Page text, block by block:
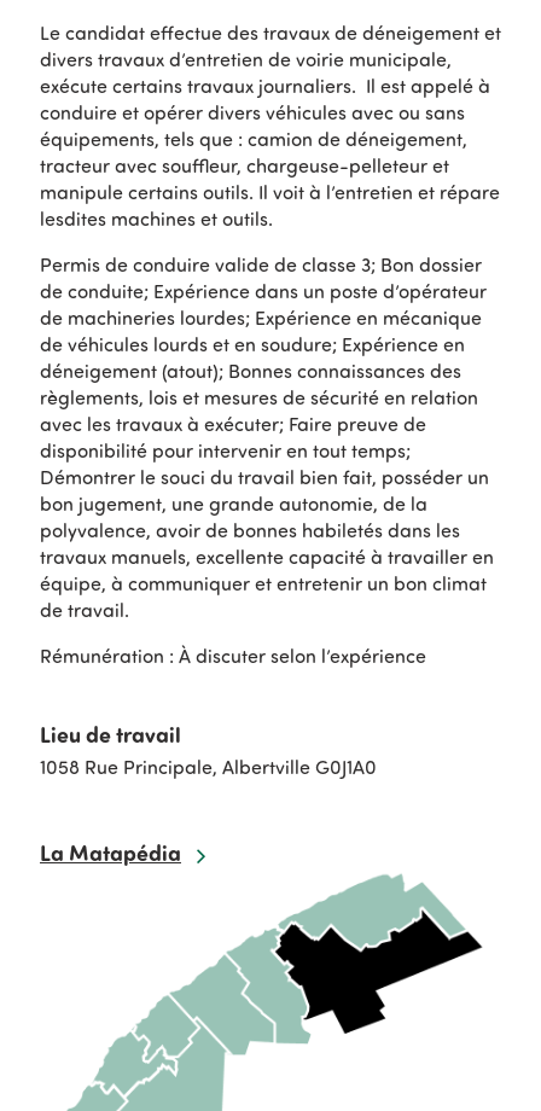
Le candidat effectue des travaux de déneigement et
divers travaux d’entretien de voirie municipale,
exécute certains travaux journaliers. Il est appelé à
conduire et opérer divers véhicules avec ou sans
équipements, tels que : camion de déneigement,
tracteur avec souffleur, chargeuse-pelleteur et
manipule certains outils. Il voit à l’entretien et répare
lesdites machines et outils.
Permis de conduire valide de classe 3; Bon dossier
de conduite; Expérience dans un poste d’opérateur
de machineries lourdes; Expérience en mécanique
de véhicules lourds et en soudure; Expérience en
déneigement (atout); Bonnes connaissances des
règlements, lois et mesures de sécurité en relation
avec les travaux à exécuter; Faire preuve de
disponibilité pour intervenir en tout temps;
Démontrer le souci du travail bien fait, posséder un
bon jugement, une grande autonomie, de la
polyvalence, avoir de bonnes habiletés dans les
travaux manuels, excellente capacité à travailler en
équipe, à communiquer et entretenir un bon climat
de travail.
Rémunération : À discuter selon l’expérience
Lieu de travail
1058 Rue Principale, Albertville G0J1A0
La Matapédia